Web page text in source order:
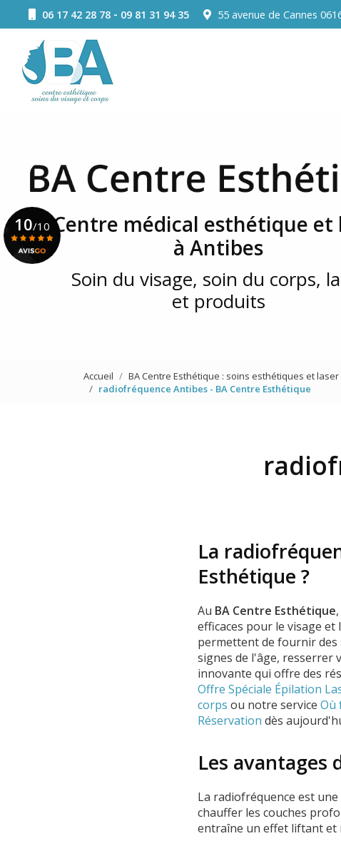
contenu
principal
06 17 42 28 78- 09 81 31 94 35 55 avenue de Cannes
Centre médical esthétique et
à Antibes
Soin du visage, soin du corps,
et produits
10/10
Accueil BA Centre Esthétique : soins esthétiques et laser
radiofréquence Antibes - BA Centre Esthétique
La
Esthétique ?
Au BA Centre Esthétique
efficaces pour le visage
permettent de fournir des
signes de l'âge, resserrer
innovante qui offre des
Offre Spéciale Épilation
corps ou notre service Où
Réservation dès
Les avantages
La radiofréquence est
chauffer les couches
entraîne un effet liftant et